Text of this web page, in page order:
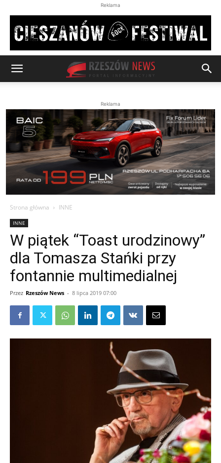
Reklama
Reklama
Strona główna INNE
INNE
W piątek “Toast urodzinowy”
dla Tomasza Stańki przy
fontannie multimedialnej
Przez Rzeszów News - 8 lipca 2019 07:00